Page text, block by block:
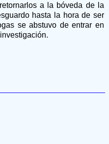
a la bóveda de la
hasta la hora de ser
se abstuvo de entrar en